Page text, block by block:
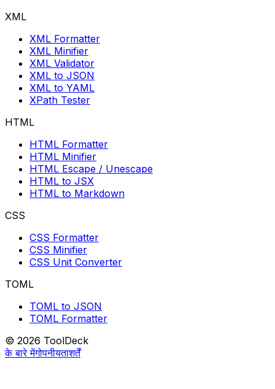
XML
XML Formatter
XML Minifier
XML Validator
XML to JSON
XML to YAML
XPath Tester
HTML
HTML Formatter
HTML Minifier
HTML Escape / Unescape
HTML to JSX
HTML to Markdown
CSS
CSS Formatter
CSS Minifier
CSS Unit Converter
TOML
TOML to JSON
TOML Formatter
© 2026 ToolDeck
के बारे मेंगोपनीयताशर्तें